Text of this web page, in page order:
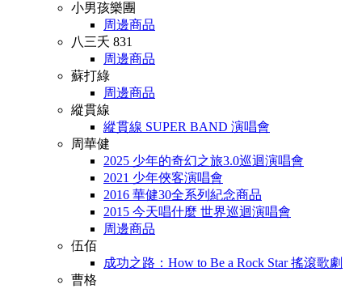
小男孩樂團
周邊商品
八三夭 831
周邊商品
蘇打綠
周邊商品
縱貫線
縱貫線 SUPER BAND 演唱會
周華健
2025 少年的奇幻之旅3.0巡迴演唱會
2021 少年俠客演唱會
2016 華健30全系列紀念商品
2015 今天唱什麼 世界巡迴演唱會
周邊商品
伍佰
成功之路：How to Be a Rock Star 搖滾歌劇
曹格